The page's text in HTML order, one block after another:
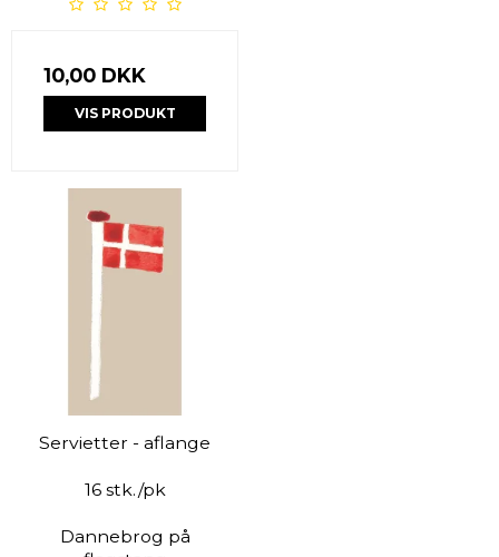
10,00 DKK
VIS PRODUKT
Servietter - aflange
16 stk./pk
Dannebrog på